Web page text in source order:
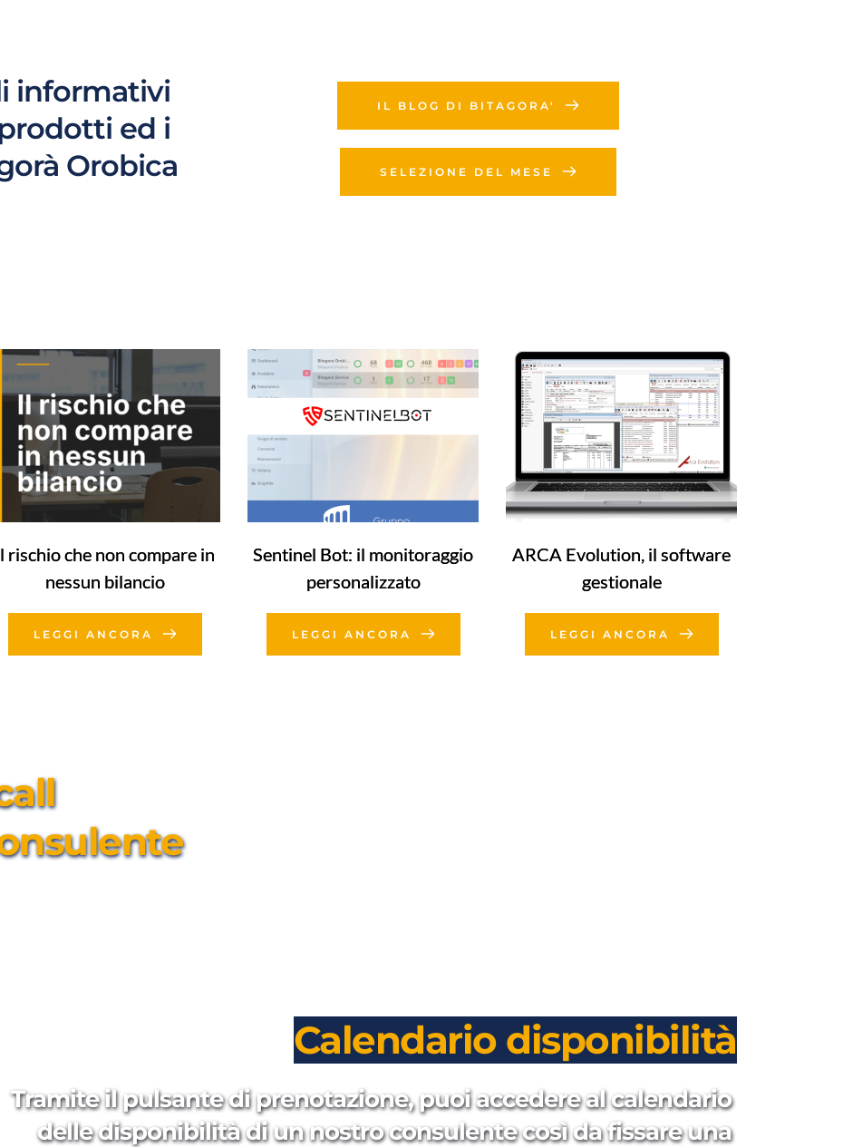
informativi
ed i
Orobica
IL BLOG DI BITAGORA'
SELEZIONE DEL MESE
rischio che non compare in
nessun bilancio
LEGGI ANCORA
Sentinel Bot: il monitoraggio
personalizzato
LEGGI ANCORA
ARCA Evolution, il software
gestionale
LEGGI ANCORA
Calendario disponibilità
Tramite il pulsante di prenotazione, puoi accedere al calendario
delle disponibilità di un nostro consulente così da fissare una